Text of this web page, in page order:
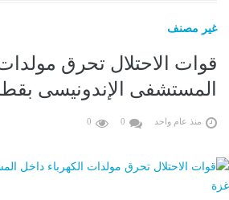
غير مصنف
قوات الاحتلال تحرق
المستشفى الإندونيسى
منذ عام واحد 0
0